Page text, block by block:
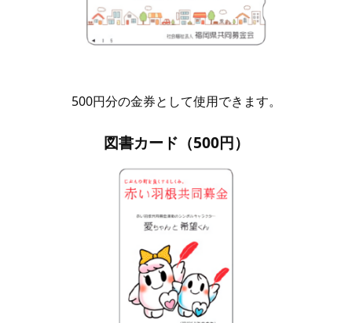
500円分の金券として使用できます。
図書カード（500円）